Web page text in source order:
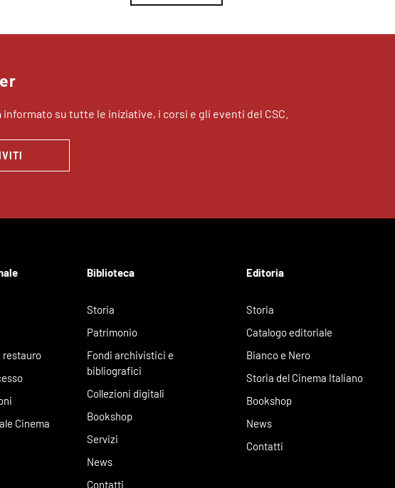
su tutte le iniziative, i corsi e gli eventi del CSC.
restauro
Cinema
Biblioteca
Storia
Patrimonio
Fondi archivistici e
bibliografici
Collezioni digitali
Bookshop
Servizi
News
Contatti
Editoria
Storia
Catalogo editoriale
Bianco e Nero
Storia del Cinema Italiano
Bookshop
News
Contatti